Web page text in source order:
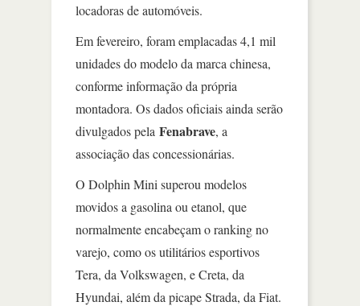
locadoras de automóveis.
Em fevereiro, foram emplacadas 4,1 mil
unidades do modelo da marca chinesa,
conforme informação da própria
montadora. Os dados oficiais ainda serão
divulgados pela Fenabrave, a
associação das concessionárias.
O Dolphin Mini superou modelos
movidos a gasolina ou etanol, que
normalmente encabeçam o ranking no
varejo, como os utilitários esportivos
Tera, da Volkswagen, e Creta, da
Hyundai, além da picape Strada, da Fiat.